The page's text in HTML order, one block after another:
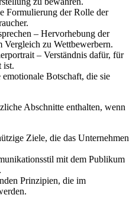
Formulierung der Rolle der
– Hervorhebung der
Vergleich zu Wettbewerbern.
– Verständnis dafür, für
ist.
Botschaft, die sie
Abschnitte enthalten, wenn
Ziele, die das Unternehmen
mit dem Publikum
Prinzipien, die im